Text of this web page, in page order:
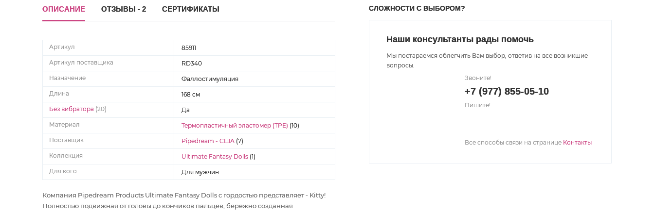
ОПИСАНИЕ ОТЗЫВЫ - 2 СЕРТИФИКАТЫ
Артикул
85911
Артикул поставщика
RD340
Назначение
Фаллостимуляция
Длина
168 см
Без вибратора (20)
Да
Материал
Термопластичный эластомер (TPE) (10)
Поставщик
Pipedream - США (7)
Коллекция
Ultimate Fantasy Dolls (1)
Для кого
Для мужчин
Компания Pipedream Products Ultimate Fantasy Dolls с гордостью представляет - Kitty!
Полностью подвижная от головы до кончиков пальцев, бережно созданная
СЛОЖНОСТИ С ВЫБОРОМ?
Наши консультанты рады помочь
Мы постараемся облегчить Вам выбор, ответив на все возникшие
вопросы.
Звоните!
+7 (977) 855-05-10
Пишите!
Все способы связи на странице Контакты